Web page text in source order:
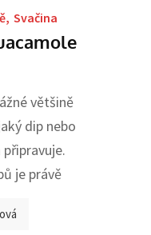
, Svačina
většině
dip nebo
je právě